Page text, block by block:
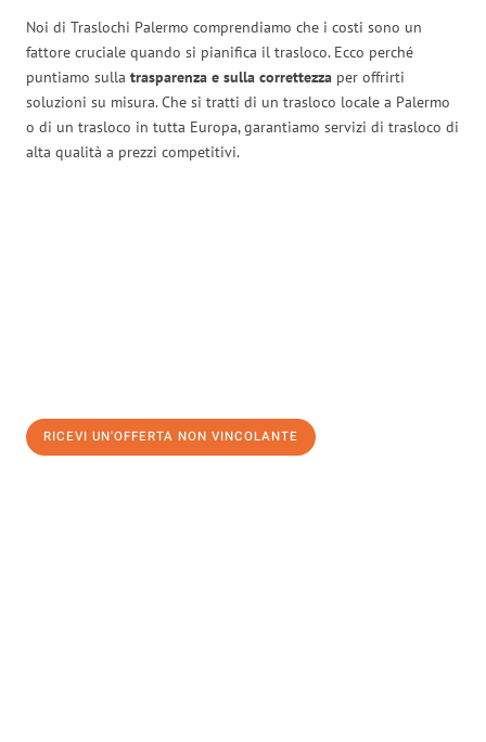
Noi di Traslochi Palermo comprendiamo che i costi sono un
fattore cruciale quando si pianifica il trasloco. Ecco perché
puntiamo sulla trasparenza e sulla correttezza per offrirti
soluzioni su misura. Che si tratti di un trasloco locale a Palermo
o di un trasloco in tutta Europa, garantiamo servizi di trasloco di
alta qualità a prezzi competitivi.
RICEVI UN'OFFERTA NON VINCOLANTE